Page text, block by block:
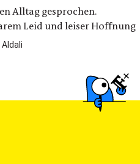
Alltag gesprochen.
Leid und leiser Hoffnung